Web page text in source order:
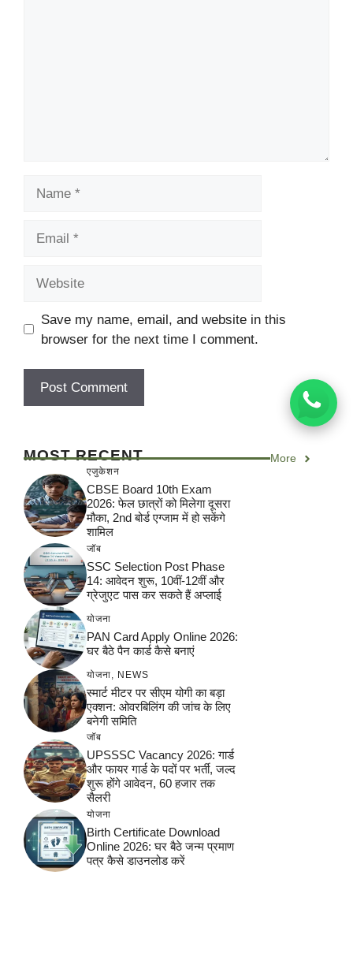
Save my name, email, and website in this
browser for the next time I comment.
MOST RECENT More
एजुकेशन
CBSE Board 10th Exam
2026: फेल छात्रों को मिलेगा दूसरा
मौका, 2nd बोर्ड एग्जाम में हो सकेंगे
शामिल
जॉब
SSC Selection Post Phase
14: आवेदन शुरू, 10वीं-12वीं और
ग्रेजुएट पास कर सकते हैं अप्लाई
योजना
PAN Card Apply Online 2026:
घर बैठे पैन कार्ड कैसे बनाएं
योजना, NEWS
स्मार्ट मीटर पर सीएम योगी का बड़ा
एक्शन: ओवरबिलिंग की जांच के लिए
बनेगी समिति
जॉब
UPSSSC Vacancy 2026: गार्ड
और फायर गार्ड के पदों पर भर्ती, जल्द
शुरू होंगे आवेदन, 60 हजार तक
सैलरी
योजना
Birth Certificate Download
Online 2026: घर बैठे जन्म प्रमाण
पत्र कैसे डाउनलोड करें